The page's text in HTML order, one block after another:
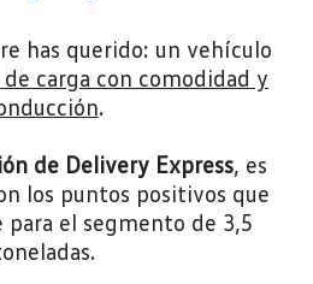
has querido: un vehículo
carga con comodidad y
.
de Delivery Express, es
los puntos positivos que
para el segmento de 3,5